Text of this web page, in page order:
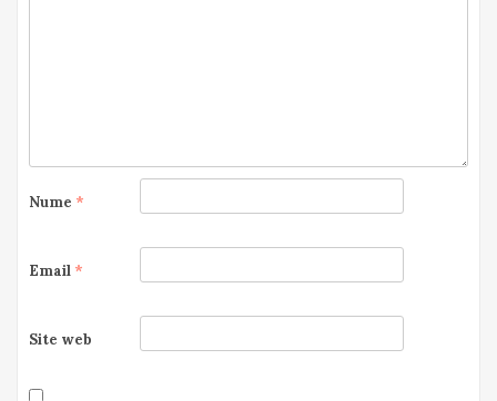
Nume *
Email *
Site web